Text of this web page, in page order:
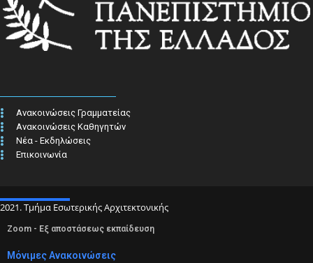
Ανακοινώσεις Γραμματείας
Ανακοινώσεις Καθηγητών
Νέα - Εκδηλώσεις
Επικοινωνία
2021. Τμήμα Εσωτερικής Αρχιτεκτονικής
Zoom - Εξ αποστάσεως εκπαίδευση
Μόνιμες Ανακοινώσεις